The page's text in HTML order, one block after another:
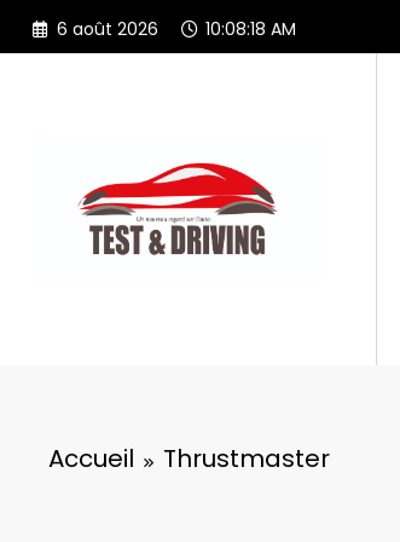
Aller
6 août 2026 10:08:18 AM
Accueil Thrustmaster